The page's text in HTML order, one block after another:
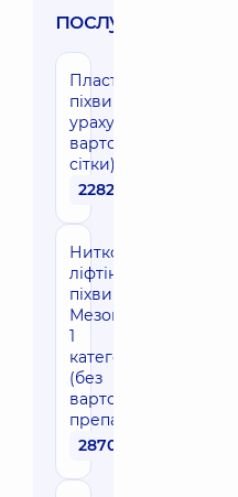
послуги:
Пластика
піхви (без
урахування
вартості
сітки)
22820 грн
Нитковий
ліфтінг
піхви
Мезонитки
1
категории
(без
вартості
препарату)
28700 грн